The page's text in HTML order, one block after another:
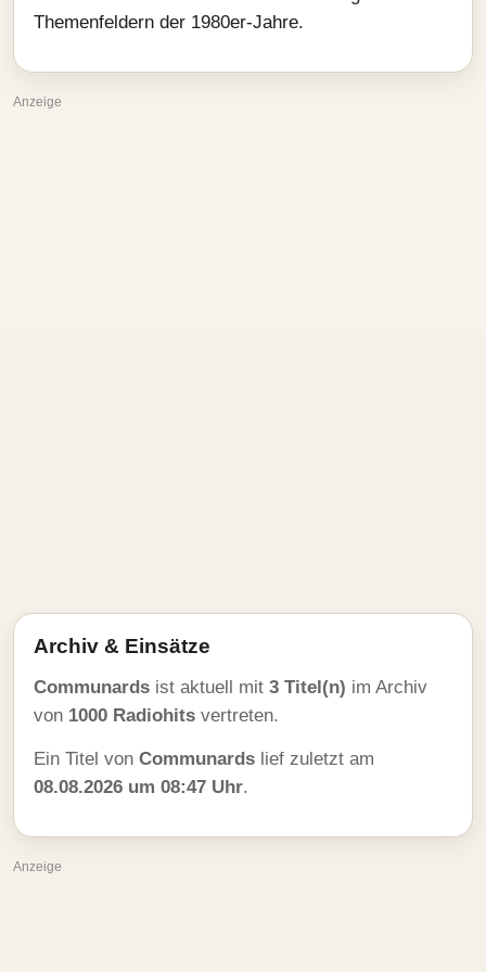
Themenfeldern der 1980er-Jahre.
Anzeige
Archiv & Einsätze
Communards ist aktuell mit 3 Titel(n) im Archiv
von 1000 Radiohits vertreten.
Ein Titel von Communards lief zuletzt am
08.08.2026 um 08:47 Uhr.
Anzeige